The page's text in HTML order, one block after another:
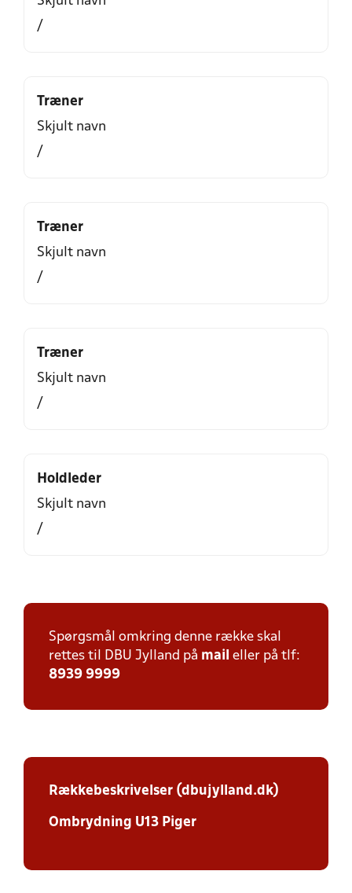
/
Træner
Skjult navn
/
Træner
Skjult navn
/
Træner
Skjult navn
/
Holdleder
Skjult navn
/
Spørgsmål omkring denne række skal
rettes til DBU Jylland på mail eller på tlf:
8939 9999
Rækkebeskrivelser (dbujylland.dk)
Ombrydning U13 Piger